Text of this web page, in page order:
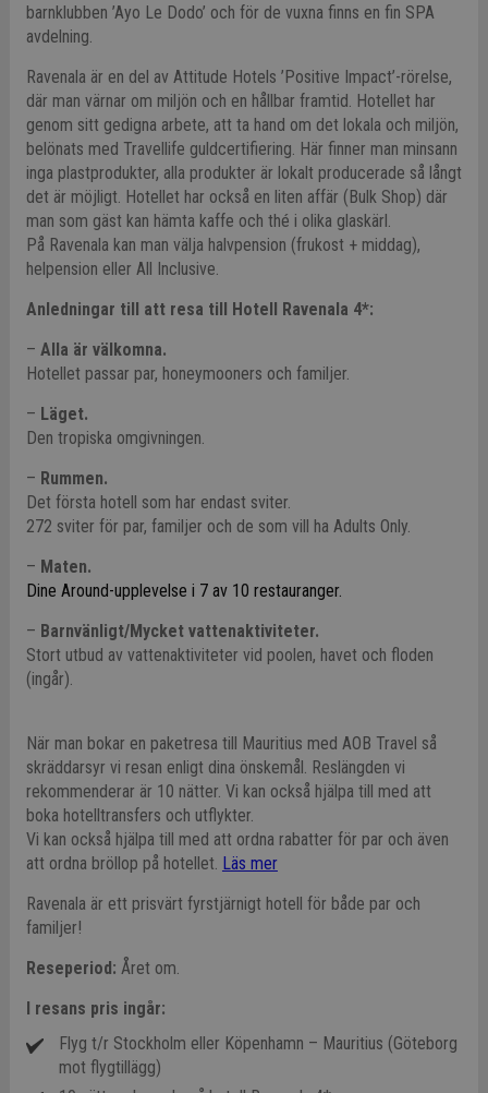
barnklubben ’Ayo Le Dodo’ och för de vuxna finns en fin SPA
avdelning.
Ravenala är en del av Attitude Hotels ’Positive Impact’-rörelse,
där man värnar om miljön och en hållbar framtid. Hotellet har
genom sitt gedigna arbete, att ta hand om det lokala och miljön,
belönats med Travellife guldcertifiering. Här finner man minsann
inga plastprodukter, alla produkter är lokalt producerade så långt
det är möjligt. Hotellet har också en liten affär (Bulk Shop) där
man som gäst kan hämta kaffe och thé i olika glaskärl.
På Ravenala kan man välja halvpension (frukost + middag),
helpension eller All Inclusive.
Anledningar till att resa till Hotell Ravenala 4*:
– Alla är välkomna.
Hotellet passar par, honeymooners och familjer.
– Läget.
Den tropiska omgivningen.
– Rummen.
Det första hotell som har endast sviter.
272 sviter för par, familjer och de som vill ha Adults Only.
– Maten.
Dine Around-upplevelse i 7 av 10 restauranger.
– Barnvänligt/Mycket vattenaktiviteter.
Stort utbud av vattenaktiviteter vid poolen, havet och floden
(ingår).
När man bokar en paketresa till Mauritius med AOB Travel så
skräddarsyr vi resan enligt dina önskemål. Reslängden vi
rekommenderar är 10 nätter. Vi kan också hjälpa till med att
boka hotelltransfers och utflykter.
Vi kan också hjälpa till med att ordna rabatter för par och även
att ordna bröllop på hotellet. Läs mer
Ravenala är ett prisvärt fyrstjärnigt hotell för både par och
familjer!
Reseperiod: Året om.
I resans pris ingår:
Flyg t/r Stockholm eller Köpenhamn – Mauritius (Göteborg
mot flygtillägg)